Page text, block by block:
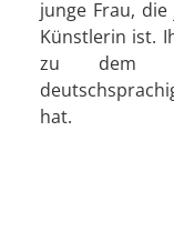
junge Frau,
Künstlerin ist.
zu dem
hat.